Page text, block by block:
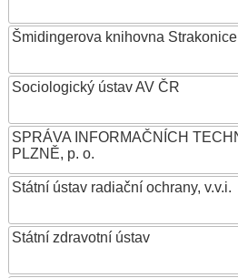
Šmidingerova knihovna Strakonice
Sociologický ústav AV ČR
SPRÁVA INFORMAČNÍCH
PLZNĚ, p. o.
Státní ústav radiační ochrany, v.v.i.
Státní zdravotní ústav